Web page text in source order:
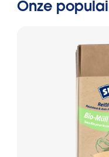
Onze